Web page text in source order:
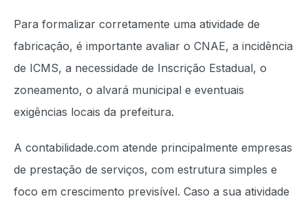
Para formalizar corretamente uma atividade de
fabricação, é importante avaliar o CNAE, a incidência
de ICMS, a necessidade de Inscrição Estadual, o
zoneamento, o alvará municipal e eventuais
exigências locais da prefeitura.
A contabilidade.com atende principalmente empresas
de prestação de serviços, com estrutura simples e
foco em crescimento previsível. Caso a sua atividade